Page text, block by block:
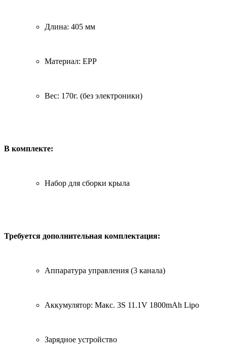
Длина: 405 мм
Материал: EPP
Вес: 170г. (без электроники)
В комплекте:
Набор для сборки крыла
Требуется дополнительная комплектация:
Аппаратура управления (3 канала)
Аккумулятор: Макс. 3S 11.1V 1800mAh Lipo
Зарядное устройство